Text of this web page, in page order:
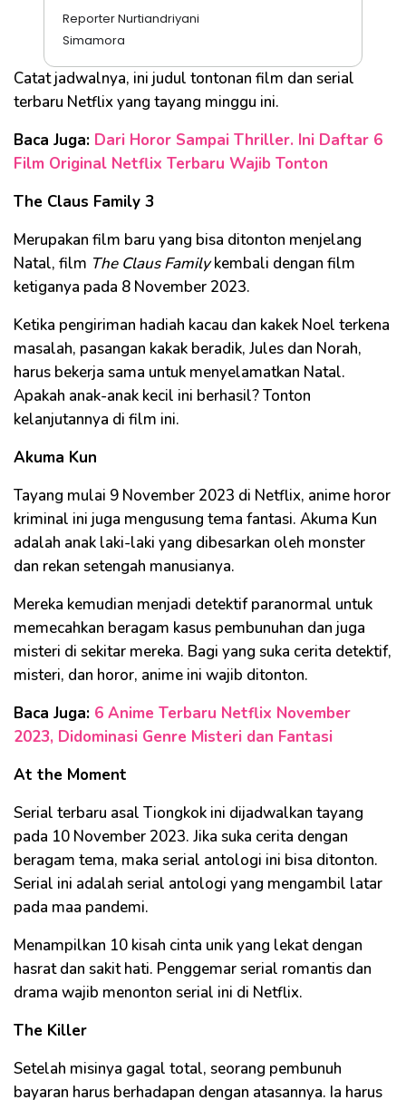
Reporter Nurtiandriyani
Simamora
Catat jadwalnya, ini judul tontonan film dan serial
terbaru Netflix yang tayang minggu ini.
Baca Juga: Dari Horor Sampai Thriller. Ini Daftar 6
Film Original Netflix Terbaru Wajib Tonton
The Claus Family 3
Merupakan film baru yang bisa ditonton menjelang
Natal, film The Claus Familykembali dengan film
ketiganya pada 8 November 2023.
Ketika pengiriman hadiah kacau dan kakek Noel terkena
masalah, pasangan kakak beradik, Jules dan Norah,
harus bekerja sama untuk menyelamatkan Natal.
Apakah anak-anak kecil ini berhasil? Tonton
kelanjutannya di film ini.
Akuma Kun
Tayang mulai 9 November 2023 di Netflix, anime horor
kriminal ini juga mengusung tema fantasi. Akuma Kun
adalah anak laki-laki yang dibesarkan oleh monster
dan rekan setengah manusianya.
Mereka kemudian menjadi detektif paranormal untuk
memecahkan beragam kasus pembunuhan dan juga
misteri di sekitar mereka. Bagi yang suka cerita detektif,
misteri, dan horor, anime ini wajib ditonton.
Baca Juga: 6 Anime Terbaru Netflix November
2023, Didominasi Genre Misteri dan Fantasi
At the Moment
Serial terbaru asal Tiongkok ini dijadwalkan tayang
pada 10 November 2023. Jika suka cerita dengan
beragam tema, maka serial antologi ini bisa ditonton.
Serial ini adalah serial antologi yang mengambil latar
pada maa pandemi.
Menampilkan 10 kisah cinta unik yang lekat dengan
hasrat dan sakit hati. Penggemar serial romantis dan
drama wajib menonton serial ini di Netflix.
The Killer
Setelah misinya gagal total, seorang pembunuh
bayaran harus berhadapan dengan atasannya. Ia harus